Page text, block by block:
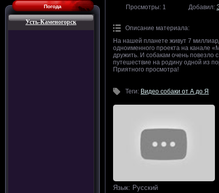
Погода
Усть-Каменогорск
Просмотры: 1 Добавил:
Описание материала:
На нашей планете живут 7
одноименного проекта на канале
дружить. И собакам очень повезло
путешествие на родину одной из
Приятного просмотра!
Теги: Видео собаки от А до Я
Язык: Русский